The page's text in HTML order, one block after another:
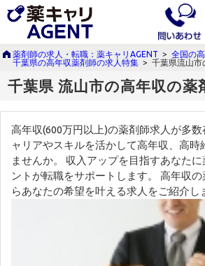
薬剤師の求人・転職：薬キャリAGENT > 全国の
千葉県の高年収薬剤師の求人特集 > 千葉県流山市
千葉県 流山市の高年収の薬
高年収(600万円以上)の薬剤師求人が多
ャリアやスキルを活かして高年収、高時
ませんか。 収入アップを目指すあなた
ントが転職をサポートします。 高年収
らあなたの希望を叶える求人をご紹介し